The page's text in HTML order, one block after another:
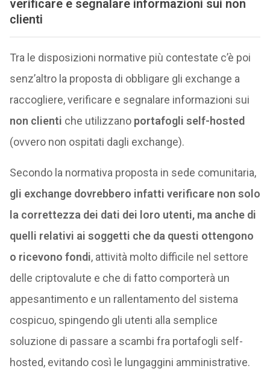
verificare e segnalare informazioni sui non
clienti
Tra le disposizioni normative più contestate c’è poi
senz’altro la proposta di obbligare gli exchange a
raccogliere, verificare e segnalare informazioni sui
non clienti che utilizzano portafogli self-hosted
(ovvero non ospitati dagli exchange).
Secondo la normativa proposta in sede comunitaria,
gli exchange dovrebbero infatti verificare non solo
la correttezza dei dati dei loro utenti, ma anche di
quelli relativi ai soggetti che da questi ottengono
o ricevono fondi, attività molto difficile nel settore
delle criptovalute e che di fatto comporterà un
appesantimento e un rallentamento del sistema
cospicuo, spingendo gli utenti alla semplice
soluzione di passare a scambi fra portafogli self-
hosted, evitando così le lungaggini amministrative.